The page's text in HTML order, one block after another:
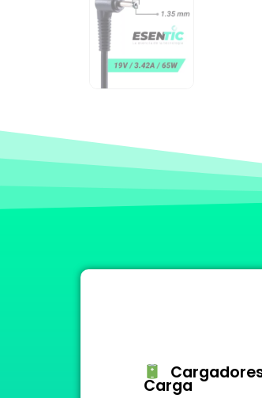
Carga